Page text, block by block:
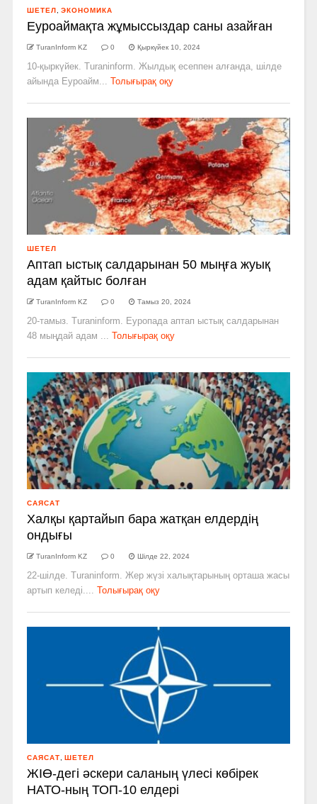
ШЕТЕЛ ЭКОНОМИКА
Еуроаймақта жұмыссыздар саны азайған
TuranInform KZ 0 Қыркүйек 10, 2024
10-қыркүйек. Turaninform. Жылдық есеппен алғанда, шілде
айында Еуроайм...
Толығырақ оқу
ШЕТЕЛ
Аптап ыстық салдарынан 50 мыңға жуық
адам қайтыс болған
TuranInform KZ 0 Тамыз 20, 2024
20-тамыз. Turaninform. Еуропада аптап ыстық салдарынан
48 мыңдай адам ...
Толығырақ оқу
САЯСАТ
Халқы қартайып бара жатқан елдердің
ондығы
TuranInform KZ 0 Шілде 22, 2024
22-шілде. Turaninform. Жер жүзі халықтарының орташа жасы
артып келеді....
Толығырақ оқу
САЯСАТ ШЕТЕЛ
ЖІӨ-дегі әскери саланың үлесі көбірек
НАТО-ның ТОП-10 елдері